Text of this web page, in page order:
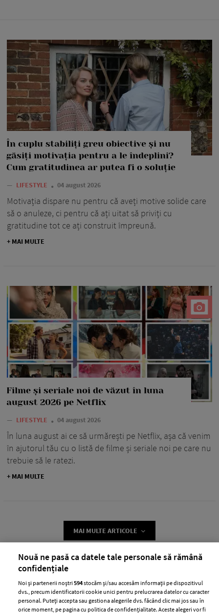
În cuplu stabiliți greu obiective și nu
găsiți motivația pentru a le îndeplini?
Cum gratitudinea ar putea fi o soluție
— LIFESTYLE 04 august 2026
Motivația dispare nu pentru că aveți motive solide care
să o anuleze, ci pentru că ați uitat să priviți cu
gratitudine tot ce ați construit împreună.
+ MAI MULTE
Filme și seriale noi de văzut în luna
august 2026 pe Netflix
— LIFESTYLE 04 august 2026
În luna august ai ce să urmărești pe Netflix, așa că venim
în ajutorul tău cu o listă de filme și seriale noi pe care nu
trebuie să le ratezi.
+ MAI MULTE
MAI MULTE ARTICOLE
Nouă ne pasă ca datele tale personale să rămână
confidențiale
Noi și partenerii noștri594stocăm și/sau accesăm informații pe dispozitivul
dvs., precum identificatorii cookie unici pentru prelucrarea datelor cu caracter
personal. Puteți accepta sau gestiona alegerile dvs. făcând clic mai jos sau în
orice moment, pe pagina cu politica de confidențialitate. Aceste alegeri vor fi